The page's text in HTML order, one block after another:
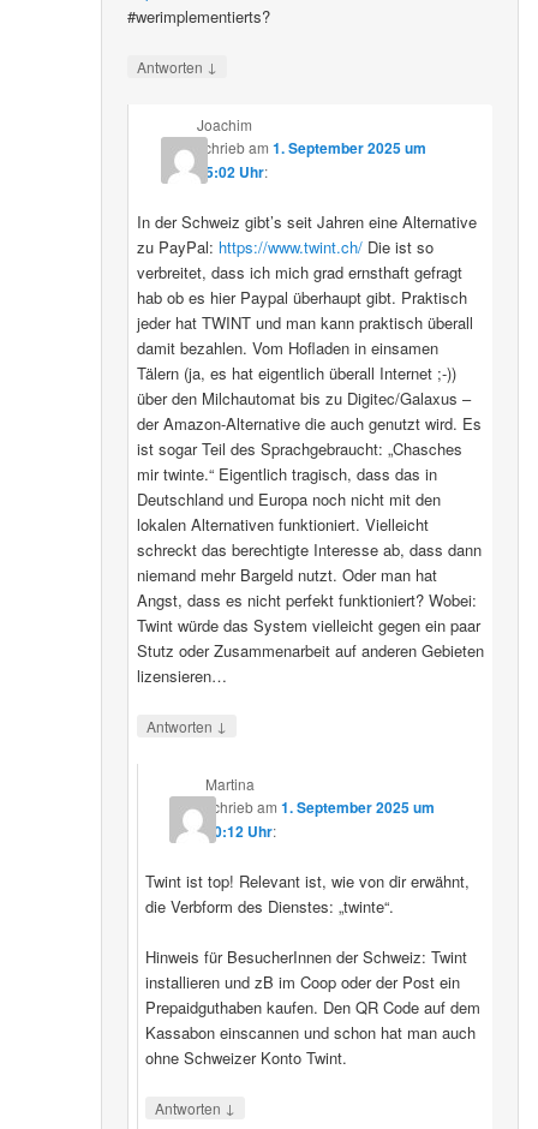
#werimplementierts?
Antworten ↓
Joachim
schriebam 1. September 2025 um
15:02 Uhr:
In der Schweiz gibt’s seit Jahren eine Alternative
zu PayPal: https://www.twint.ch/Die ist so
verbreitet, dass ich mich grad ernsthaft gefragt
hab ob es hier Paypal überhaupt gibt. Praktisch
jeder hat TWINT und man kann praktisch überall
damit bezahlen. Vom Hofladen in einsamen
Tälern (ja, es hat eigentlich überall Internet ;-))
über den Milchautomat bis zu Digitec/Galaxus –
der Amazon-Alternative die auch genutzt wird. Es
ist sogar Teil des Sprachgebraucht: „Chasches
mir twinte.“ Eigentlich tragisch, dass das in
Deutschland und Europa noch nicht mit den
lokalen Alternativen funktioniert. Vielleicht
schreckt das berechtigte Interesse ab, dass dann
niemand mehr Bargeld nutzt. Oder man hat
Angst, dass es nicht perfekt funktioniert? Wobei:
Twint würde das System vielleicht gegen ein paar
Stutz oder Zusammenarbeit auf anderen Gebieten
lizensieren…
Antworten ↓
Martina
schriebam1. September 2025 um
20:12 Uhr:
Twint ist top! Relevant ist, wie von dir erwähnt,
die Verbform des Dienstes: „twinte“.
Hinweis für BesucherInnen der Schweiz: Twint
installieren und zB im Coop oder der Post ein
Prepaidguthaben kaufen. Den QR Code auf dem
Kassabon einscannen und schon hat man auch
ohne Schweizer Konto Twint.
Antworten ↓